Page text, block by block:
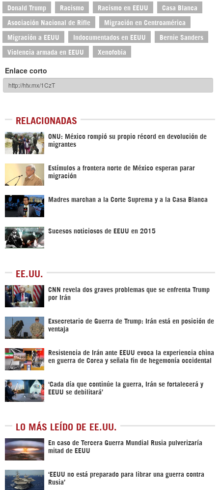
Donald Trump Racismo Racismo en EEUU Casa Blanca
Asociación Nacional de Rifle Migración en Centroamérica
Migración a EEUU Indocumentados en EEUU Bernie Sanders
Violencia armada en EEUU Xenofobia
Enlace corto
RELACIONADAS
ONU: México rompió su propio récord en devolución de
migrantes
Estímulos a frontera norte de México esperan parar
migración
Madres marchan a la Corte Suprema y a la Casa Blanca
Sucesos noticiosos de EEUU en 2015
EE.UU.
CNN revela dos graves problemas que se enfrenta Trump
por Irán
Exsecretario de Guerra de Trump: Irán está en posición de
ventaja
Resistencia de Irán ante EEUU evoca la experiencia china
en guerra de Corea y señala fin de hegemonía occidental
‘Cada día que continúe la guerra, Irán se fortalecerá y
EEUU se debilitará’
LO MÁS LEÍDO DE EE.UU.
En caso de Tercera Guerra Mundial Rusia pulverizaría
mitad de EEUU
‘EEUU no está preparado para librar una guerra contra
Rusia’